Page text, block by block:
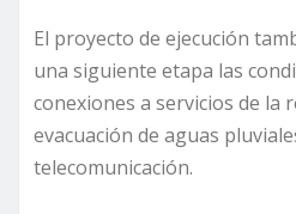
El proyecto de ejecución
una siguiente etapa las
conexiones a servicios de la
evacuación de aguas
telecomunicación.